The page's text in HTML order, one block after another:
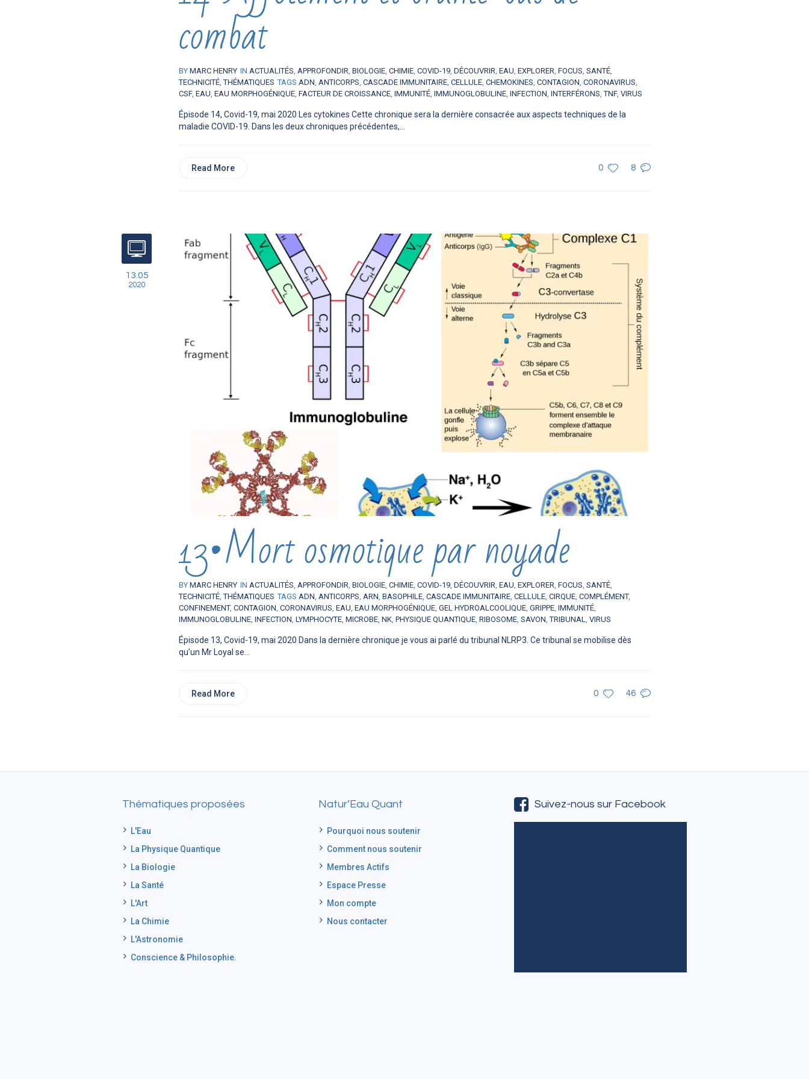
combat
BY MARC HENRY IN ACTUALITÉS, APPROFONDIR, BIOLOGIE, CHIMIE, COVID-19, DÉCOUVRIR, EAU, EXPLORER, FOCUS, SANTÉ,
TECHNICITÉ,THÉMATIQUES TAGS ADN, ANTICORPS, CASCADE IMMUNITAIRE, CELLULE, CHEMOKINES, CONTAGION, CORONAVIRUS,
CSF, EAU, EAU MORPHOGÉNIQUE, FACTEUR DE CROISSANCE, IMMUNITÉ, IMMUNOGLOBULINE, INFECTION, INTERFÉRONS,TNF, VIRUS
Épisode 14, Covid-19, mai 2020 Les cytokines Cette chronique sera la dernière consacrée aux aspects techniques de la
maladie COVID-19. Dans les deux chroniques précédentes,...
0 8
Read More
13.05
2020
13•Mort osmotique par noyade
BY MARC HENRY IN ACTUALITÉS, APPROFONDIR, BIOLOGIE, CHIMIE, COVID-19, DÉCOUVRIR, EAU, EXPLORER, FOCUS, SANTÉ,
TECHNICITÉ,THÉMATIQUES TAGS ADN, ANTICORPS, ARN, BASOPHILE, CASCADE IMMUNITAIRE, CELLULE, CIRQUE, COMPLÉMENT,
CONFINEMENT, CONTAGION, CORONAVIRUS, EAU, EAU MORPHOGÉNIQUE, GEL HYDROALCOOLIQUE, GRIPPE, IMMUNITÉ,
IMMUNOGLOBULINE, INFECTION, LYMPHOCYTE, MICROBE, NK, PHYSIQUE QUANTIQUE, RIBOSOME, SAVON,TRIBUNAL, VIRUS
Épisode 13, Covid-19, mai 2020 Dans la dernière chronique je vous ai parlé du tribunal NLRP3. Ce tribunal se mobilise dès
qu’un Mr Loyal se...
0 46
Read More
Thématiques proposées
L'Eau
La Physique Quantique
La Biologie
La Santé
L'Art
La Chimie
L'Astronomie
Conscience & Philosophie.
Natur’Eau Quant
Pourquoi nous soutenir
Comment nous soutenir
Membres Actifs
Espace Presse
Mon compte
Nous contacter
Suivez-nous sur Facebook